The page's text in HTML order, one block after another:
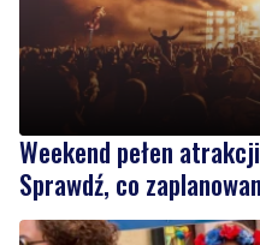
Weekend pełen
Sprawdź, co